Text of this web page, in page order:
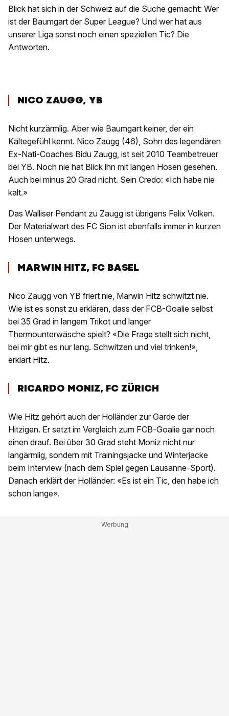
Blick hat sich in der Schweiz auf die Suche gemacht: Wer
ist der Baumgart der Super League? Und wer hat aus
unserer Liga sonst noch einen speziellen Tic? Die
Antworten.
NICO ZAUGG, YB
Nicht kurzärmlig. Aber wie Baumgart keiner, der ein
Kältegefühl kennt. Nico Zaugg (46), Sohn des legendären
Ex-Nati-Coaches Bidu Zaugg, ist seit 2010 Teambetreuer
bei YB. Noch nie hat Blick ihn mit langen Hosen gesehen.
Auch bei minus 20 Grad nicht. Sein Credo: «Ich habe nie
kalt.»
Das Walliser Pendant zu Zaugg ist übrigens Felix Volken.
Der Materialwart des FC Sion ist ebenfalls immer in kurzen
Hosen unterwegs.
MARWIN HITZ, FC BASEL
Nico Zaugg von YB friert nie, Marwin Hitz schwitzt nie.
Wie ist es sonst zu erklären, dass der FCB-Goalie selbst
bei 35 Grad in langem Trikot und langer
Thermounterwäsche spielt? «Die Frage stellt sich nicht,
bei mir gibt es nur lang. Schwitzen und viel trinken!»,
erklärt Hitz.
RICARDO MONIZ, FC ZÜRICH
Wie Hitz gehört auch der Holländer zur Garde der
Hitzigen. Er setzt im Vergleich zum FCB-Goalie gar noch
einen drauf. Bei über 30 Grad steht Moniz nicht nur
langärmlig, sondern mit Trainingsjacke und Winterjacke
beim Interview (nach dem Spiel gegen Lausanne-Sport).
Danach erklärt der Holländer: «Es ist ein Tic, den habe ich
schon lange».